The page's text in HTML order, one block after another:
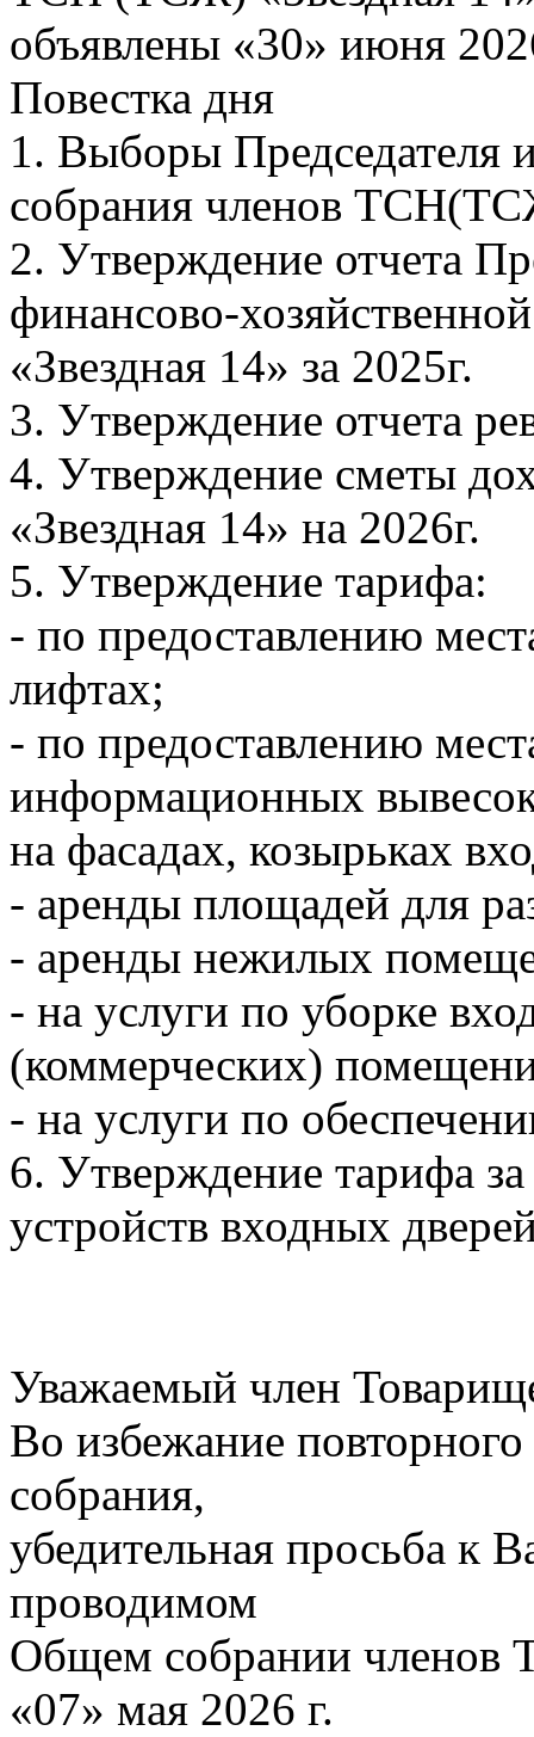
объявлены «30» июня
Повестка дня
1. Выборы Председателя
собрания членов
2. Утверждение отчета
финансово-
«Звездная 14» за 2025г.
3. Утверждение отчета
4. Утверждение сметы
«Звездная 14» на 2026г.
5. Утверждение тарифа:
- по предоставлению
лифтах;
- по предоставлению
информационных
на фасадах, козырьках
- аренды площадей для
- аренды нежилых
- на услуги по уборке
(коммерческих)
- на услуги по
6. Утверждение тарифа
устройств входных
Уважаемый член
Во избежание
собрания,
убедительная просьба к
проводимом
Общем собрании членов
«07» мая 2026 г.